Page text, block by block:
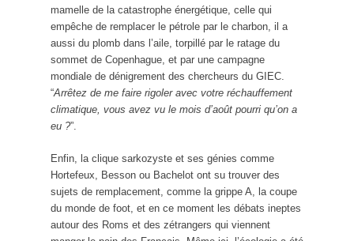
mamelle de la catastrophe énergétique, celle qui
empêche de remplacer le pétrole par le charbon, il a
aussi du plomb dans l’aile, torpillé par le ratage du
sommet de Copenhague, et par une campagne
mondiale de dénigrement des chercheurs du GIEC.
“Arrêtez de me faire rigoler avec votre réchauffement
climatique, vous avez vu le mois d’août pourri qu’on a
eu ?”.
Enfin, la clique sarkozyste et ses génies comme
Hortefeux, Besson ou Bachelot ont su trouver des
sujets de remplacement, comme la grippe A, la coupe
du monde de foot, et en ce moment les débats ineptes
autour des Roms et des zétrangers qui viennent